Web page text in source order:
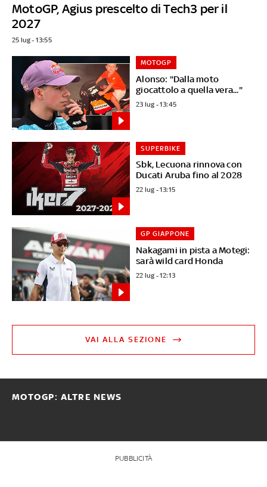
MotoGP, Agius prescelto di Tech3 per il
2027
25 lug - 13:55
Alonso: "Dalla moto
giocattolo a quella vera..."
MOTOGP
23 lug - 13:45
Sbk, Lecuona rinnova con
Ducati Aruba fino al 2028
SUPERBIKE
22 lug - 13:15
Nakagami in pista a Motegi:
sarà wild card Honda
GP GIAPPONE
22 lug - 12:13
VAI ALLA SEZIONE
MOTOGP: ALTRE NEWS
PUBBLICITÀ